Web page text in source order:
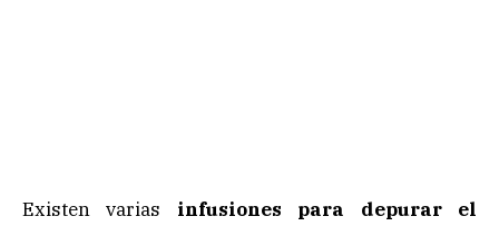
Existen varias infusiones para depurar el